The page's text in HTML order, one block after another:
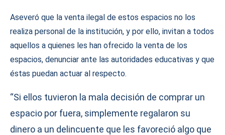
Aseveró que la venta ilegal de estos espacios no los
realiza personal de la institución, y por ello, invitan a todos
aquellos a quienes les han ofrecido la venta de los
espacios, denunciar ante las autoridades educativas y que
éstas puedan actuar al respecto.
“Si ellos tuvieron la mala decisión de comprar un
espacio por fuera, simplemente regalaron su
dinero a un delincuente que les favoreció algo que